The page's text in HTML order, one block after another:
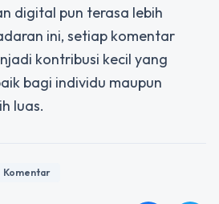
digital pun terasa lebih
ini, setiap komentar
kontribusi kecil yang
bagi individu maupun
luas.
Komentar